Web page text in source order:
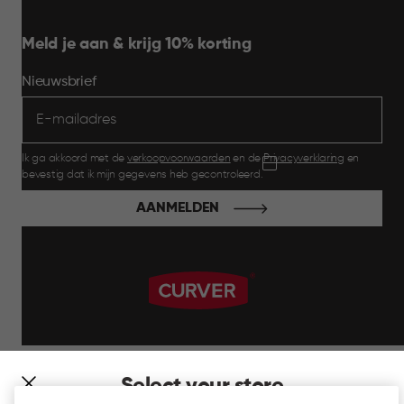
Select your store
Meld je aan & krijg 10% korting
Nieuwsbrief
Ik ga akkoord met de verkoopvoorwaarden en dePrivacyverklaring en
bevestig dat ik mijn gegevens heb gecontroleerd.
AANMELDEN